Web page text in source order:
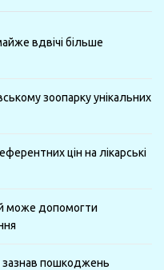
вдвічі більше
зоопарку унікальних
цін на лікарські
може допомогти
пошкоджень